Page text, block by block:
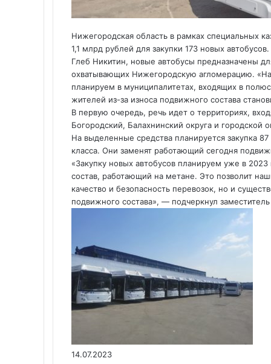
Нижегородская область в рамках специальных
1,1 млрд рублей для закупки 173 новых
Глеб Никитин, новые автобусы предназначены
охватывающих Нижегородскую агломерацию.
планируем в муниципалитетах, входящих в
жителей из-за износа подвижного состава
В первую очередь, речь идет о территориях,
Богородский, Балахнинский округа и городской
На выделенные средства планируется закупка
класса. Они заменят работающий сегодня
«Закупку новых автобусов планируем уже в
состав, работающий на метане. Это позволит
качество и безопасность перевозок, но и
подвижного состава», — подчеркнул
14.07.2023